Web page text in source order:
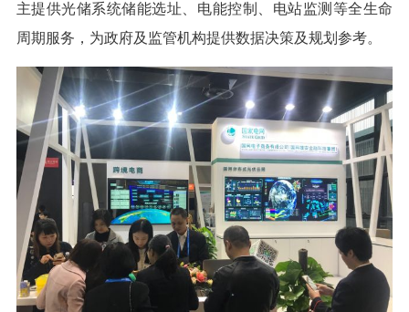
主提供光储系统储能选址、电能控制、电站监测等全生命
周期服务，为政府及监管机构提供数据决策及规划参考。